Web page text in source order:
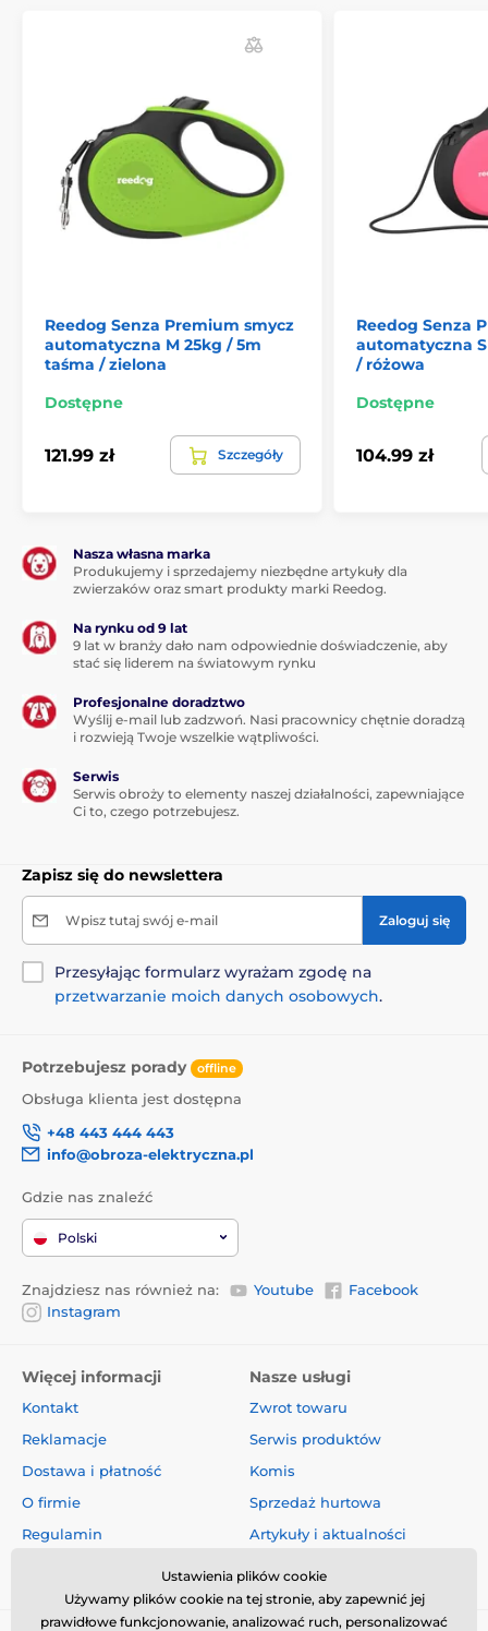
Reedog Senza Premium smycz
automatyczna M 25kg / 5m
taśma / zielona
Dostępne
121.99 zł Szczegóły
Reedog Senza
automatyczna
/ różowa
Dostępne
104.99 zł
Nasza własna marka
Produkujemy i sprzedajemy niezbędne artykuły dla
zwierzaków oraz smart produkty marki Reedog.
Na rynku od 9 lat
9 lat w branży dało nam odpowiednie doświadczenie, aby
stać się liderem na światowym rynku
Profesjonalne doradztwo
Wyślij e-mail lub zadzwoń. Nasi pracownicy chętnie doradzą
i rozwieją Twoje wszelkie wątpliwości.
Serwis
Serwis obroży to elementy naszej działalności, zapewniające
Ci to, czego potrzebujesz.
Zapisz się do newslettera
Wpisz tutaj swój e-mail Zaloguj się
Przesyłając formularz wyrażam zgodę na
przetwarzanie moich danych osobowych.
Potrzebujesz porady offline
Obsługa klienta jest dostępna
+48 443 444 443
info@obroza-elektryczna.pl
Gdzie nas znaleźć
Polski
Znajdziesz nas również na: Youtube
Facebook
Instagram
Więcej informacji
Kontakt
Reklamacje
Dostawa i płatność
O firmie
Regulamin
Nasze usługi
Zwrot towaru
Serwis produktów
Komis
Sprzedaż hurtowa
Artykuły i aktualności
Ustawienia plików cookie
Używamy plików cookie na tej stronie, aby zapewnić jej
prawidłowe funkcjonowanie, analizować ruch, personalizować